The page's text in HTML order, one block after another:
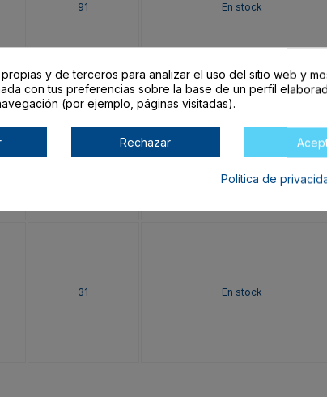
91 En stock
31 En stock
y de terceros para analizar el uso del sitio web y
con tus preferencias sobre la base de un perfil
(por ejemplo, páginas visitadas).
Rechazar
Política de